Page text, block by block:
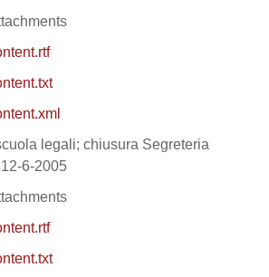
legali; chiusura Segreteria
6-2005